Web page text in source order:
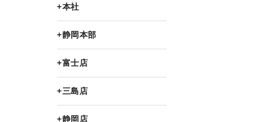
本社
静岡本部
富士店
三島店
静岡店